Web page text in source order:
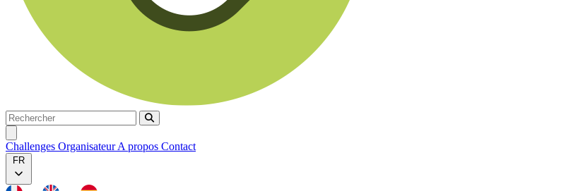
Rechercher
Rechercher
Challenges OrganisateurA propos Contact
FR